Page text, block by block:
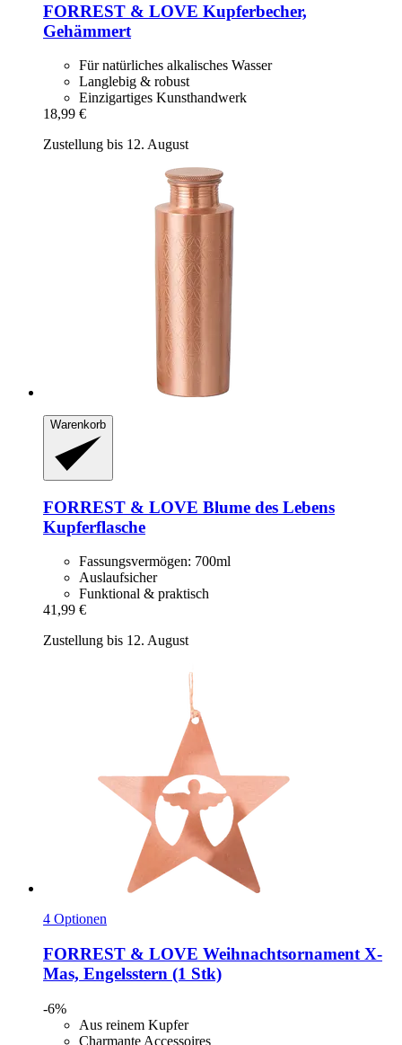
FORREST & LOVE Kupferbecher,
Gehämmert
Für natürliches alkalisches Wasser
Langlebig & robust
Einzigartiges Kunsthandwerk
18,99 €
Zustellung bis 12. August
Warenkorb
FORREST & LOVE Blume des Lebens
Kupferflasche
Fassungsvermögen: 700ml
Auslaufsicher
Funktional & praktisch
41,99 €
Zustellung bis 12. August
4 Optionen
FORREST & LOVE Weihnachtsornament X-​
Mas, Engelsstern (1 Stk)
-6%
Aus reinem Kupfer
Charmante Accessoires